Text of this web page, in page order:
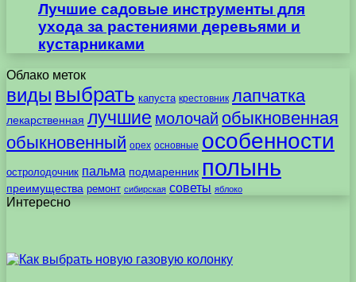
Лучшие садовые инструменты для
ухода за растениями деревьями и
кустарниками
Облако меток
виды выбрать капуста крестовник лапчатка
лекарственная лучшие молочай обыкновенная
обыкновенный орех основные особенности
остролодочник пальма подмаренник полынь
преимущества ремонт сибирская советы яблоко
Интересно